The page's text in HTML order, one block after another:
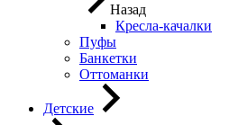
Назад
Кресла-качалки
Пуфы
Банкетки
Оттоманки
Детские